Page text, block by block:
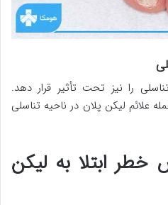
را نیز تحت تأثیر قرار دهد.
علائم لیکن پلان در ناحیه تناسلی
ابتلا به لیکن